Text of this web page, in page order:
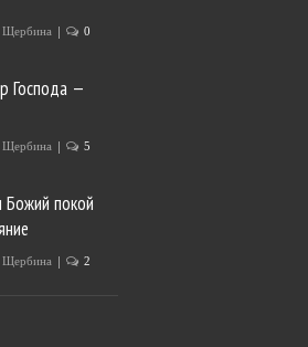
Щербина | 0
Господа —
Щербина | 5
Божий покой
Щербина | 2